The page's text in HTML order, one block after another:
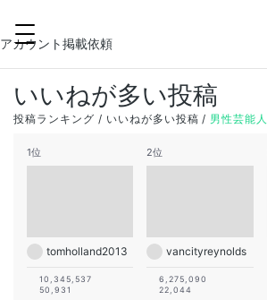
アカウント掲載依頼
いいねが多い投稿
3
4 5 6
10
11 12
17
18 19 20
24
2 3
15
16 17 18
投稿ランキング いいねが多い投稿 男性芸能人
1位
tomholland2013
10,345,537
50,931
2位
vancityreynolds
6,275,090
22,044